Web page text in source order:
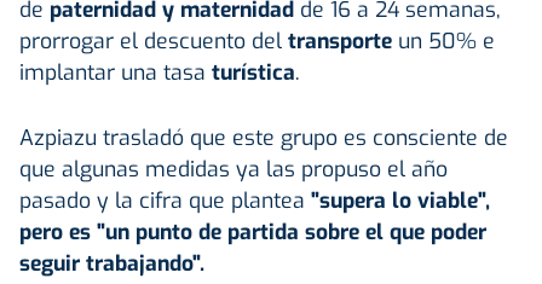
de paternidad y maternidad de 16 a 24 semanas,
prorrogar el descuento del transporte un 50% e
implantar una tasa turística.
Azpiazu trasladó que este grupo es consciente de
que algunas medidas ya las propuso el año
pasado y la cifra que plantea "supera lo viable",
pero es "un punto de partida sobre el que poder
seguir trabajando".